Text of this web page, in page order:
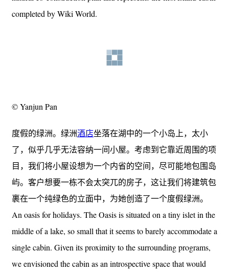
completed by Wiki World.
© Yanjun Pan
度假的绿洲。绿洲酒店坐落在湖中的一个小岛上，太小
了，似乎几乎无法容纳一间小屋。考虑到它靠近周围的项
目，我们将小屋设想为一个内省的空间，尽可能地包围岛
屿。客户想要一栋不会太突兀的房子，这让我们将建筑包
裹在一个纯绿色的立面中，为她创造了一个度假绿洲。
An oasis for holidays. The Oasis is situated on a tiny islet in the
middle of a lake, so small that it seems to barely accommodate a
single cabin. Given its proximity to the surrounding programs,
we envisioned the cabin as an introspective space that would